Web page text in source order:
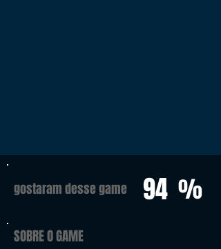
gostaram desse game 94 %
SOBRE O GAME